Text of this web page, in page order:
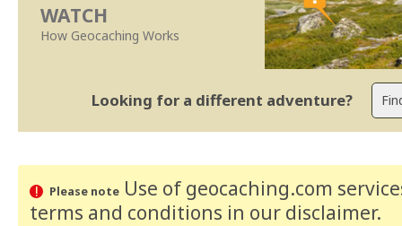
WATCH
How Geocaching Works
Looking for a different adventure?
Please noteUse of geocaching.com
terms and conditions in our disclaimer.